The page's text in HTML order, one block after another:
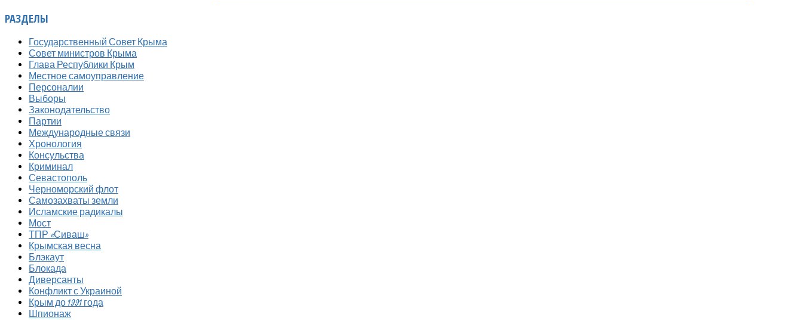
РАЗДЕЛЫ
Государственный Совет Крыма
Совет министров Крыма
Глава Республики Крым
Местное самоуправление
Персоналии
Выборы
Законодательство
Партии
Международные связи
Хронология
Консульства
Криминал
Севастополь
Черноморский флот
Самозахваты земли
Исламские радикалы
Мост
ТПР «Сиваш»
Крымская весна
Блэкаут
Блокада
Диверсанты
Конфликт с Украиной
Крым до 1991 года
Шпионаж